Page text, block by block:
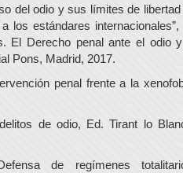
del odio y sus límites de libertad
los estándares internacionales”,
El Derecho penal ante el odio
Pons, Madrid, 2017.
penal frente a la
de odio, Ed. Tirant lo
de regímenes